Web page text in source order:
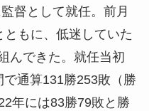
督として就任。前月
もに、低迷していた
んできた。就任当初
通算131勝253敗（勝
年には83勝79敗と勝